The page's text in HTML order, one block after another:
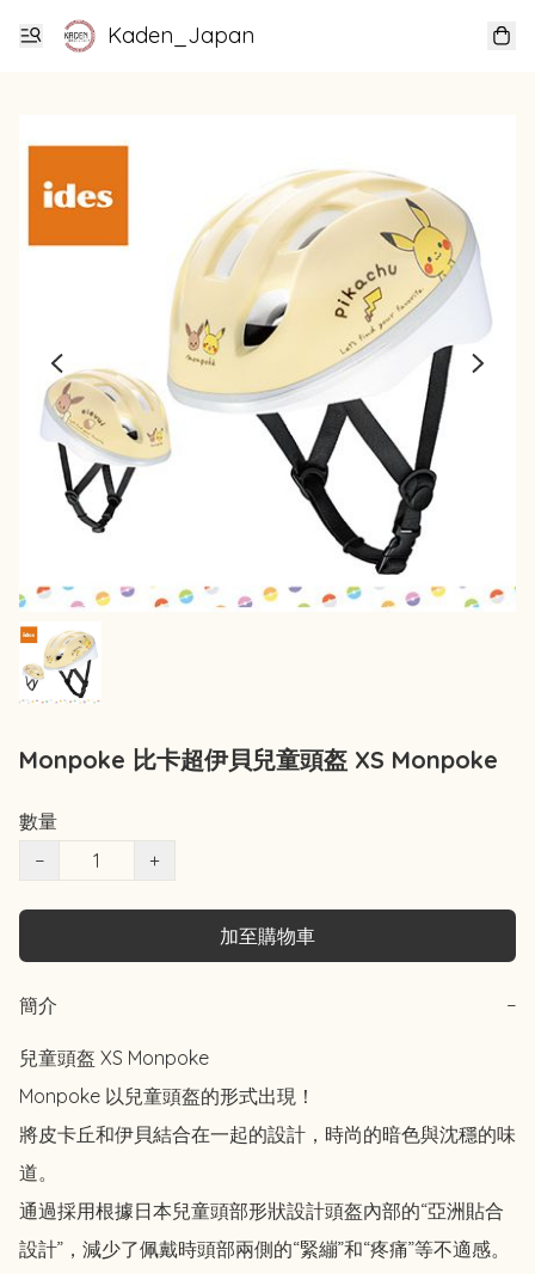
Kaden_Japan
Monpoke 比卡超伊貝兒童頭盔 XS Monpoke
數量
−
+
加至購物車
簡介 −
兒童頭盔 XS Monpoke
Monpoke 以兒童頭盔的形式出現！
將皮卡丘和伊貝結合在一起的設計，時尚的暗色與沈穩的味
道。
通過採用根據日本兒童頭部形狀設計頭盔內部的“亞洲貼合
設計”，減少了佩戴時頭部兩側的“緊繃”和“疼痛”等不適感。